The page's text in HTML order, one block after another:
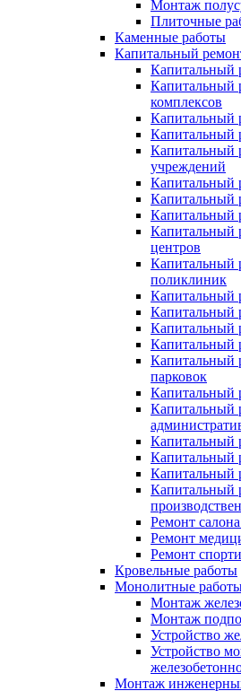
Монтаж
Плиточные
Каменные работы
Капитальный
Капитальный
Капитальный
комплексов
Капитальный
Капитальный
Капитальный
учреждений
Капитальный
Капитальный
Капитальный
Капитальный
центров
Капитальный
поликлиник
Капитальный
Капитальный
Капитальный
Капитальный
Капитальный
парковок
Капитальный
Капитальный
Капитальный
Капитальный
Капитальный
Капитальный
Ремонт
Ремонт
Ремонт
Кровельные работы
Монолитные
Монтаж
Монтаж
Устройство
Устройство
Монтаж